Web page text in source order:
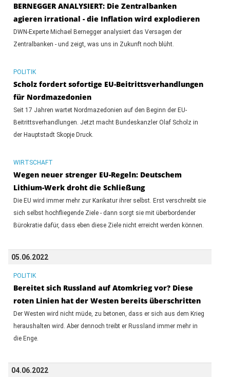
BERNEGGER ANALYSIERT: Die Zentralbanken
agieren irrational - die Inflation wird explodieren
DWN-Experte Michael Bernegger analysiert das Versagen der
Zentralbanken - und zeigt, was uns in Zukunft noch blüht.
POLITIK
Scholz fordert sofortige EU-Beitrittsverhandlungen
für Nordmazedonien
Seit 17 Jahren wartet Nordmazedonien auf den Beginn der EU-
Beitrittsverhandlungen. Jetzt macht Bundeskanzler Olaf Scholz in
der Hauptstadt Skopje Druck.
WIRTSCHAFT
Wegen neuer strenger EU-Regeln: Deutschem
Lithium-Werk droht die Schließung
Die EU wird immer mehr zur Karikatur ihrer selbst. Erst verschreibt sie
sich selbst hochfliegende Ziele - dann sorgt sie mit überbordender
Bürokratie dafür, dass eben diese Ziele nicht erreicht werden können.
05.06.2022
POLITIK
Bereitet sich Russland auf Atomkrieg vor? Diese
roten Linien hat der Westen bereits überschritten
Der Westen wird nicht müde, zu betonen, dass er sich aus dem Krieg
heraushalten wird. Aber dennoch treibt er Russland immer mehr in
die Enge.
04.06.2022